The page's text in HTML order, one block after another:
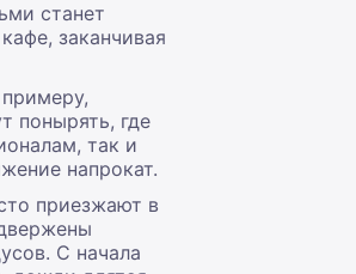
станет
заканчивая
понырять, где
так и
напрокат.
приезжают в
С начала